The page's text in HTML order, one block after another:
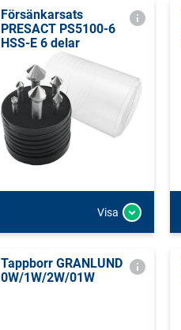
Försänkarsats
PRESACT PS5100-6
HSS-E 6 delar
Visa
Tappborr GRANLUND
0W/1W/2W/01W